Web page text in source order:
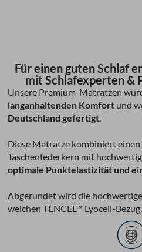
Für einen guten Schlaf
mit Schlafexperten &
Unsere Premium-Matratzen
langanhaltenden Komfort und
Deutschland gefertigt.
Diese Matratze kombiniert einen
Taschenfederkern mit
optimale Punktelastizität und
Abgerundet wird die
weichen TENCEL™ Lyocell-Bezug.